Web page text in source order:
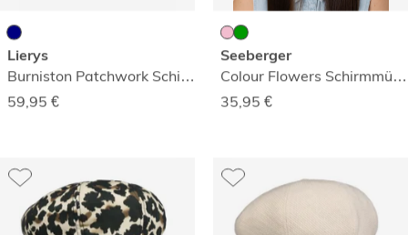
Lierys
Burniston Patchwork Schirmmütze
59,95 €
Seeberger
Colour Flowers Schirmmütze
35,95 €